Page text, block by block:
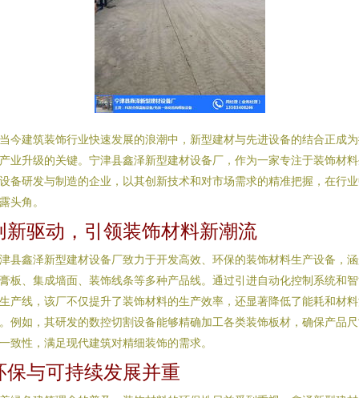
今建筑装饰行业快速发展的浪潮中，新型建材与先进设备的结合正成
业升级的关键。宁津县鑫泽新型建材设备厂，作为一家专注于装饰材
备研发与制造的企业，以其创新技术和对市场需求的精准把握，在行
头角。
新驱动，引领装饰材料新潮流
县鑫泽新型建材设备厂致力于开发高效、环保的装饰材料生产设备，
板、集成墙面、装饰线条等多种产品线。通过引进自动化控制系统和
产线，该厂不仅提升了装饰材料的生产效率，还显著降低了能耗和材
例如，其研发的数控切割设备能够精确加工各类装饰板材，确保产品
致性，满足现代建筑对精细装饰的需求。
保与可持续发展并重